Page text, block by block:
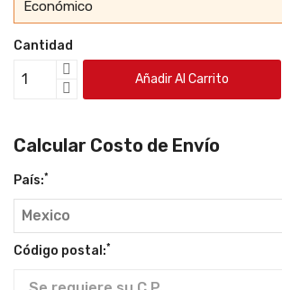
Económico
Cantidad
Añadir Al Carrito
Calcular Costo de Envío
País:*
Código postal:*